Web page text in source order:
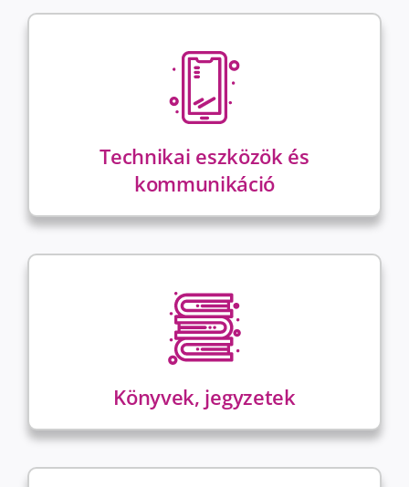
Technikai eszközök és
kommunikáció
Könyvek, jegyzetek